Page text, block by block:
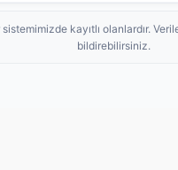
kayıtlı olanlardır.
bildirebilirsiniz.